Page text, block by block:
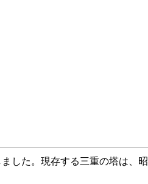
した。現存する三重の塔は、